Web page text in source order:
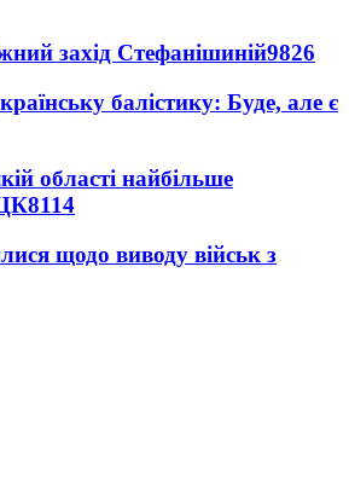
захід Стефанішиній9826
балістику: Буде, але є
області найбільше
8114
щодо виводу військ з